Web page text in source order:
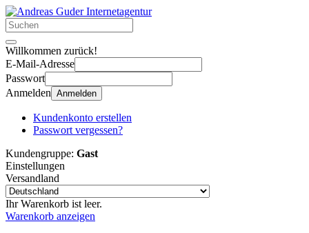
Willkommen zurück!
E-Mail-Adresse
Passwort
Anmelden Anmelden
Kundenkonto erstellen
Passwort vergessen?
Kundengruppe: Gast
Einstellungen
Versandland
Ihr Warenkorb ist leer.
Warenkorb anzeigen